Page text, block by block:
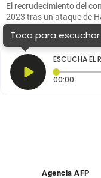
El recrudecimiento del
2023 tras un ataque de
Toca para escuchar
ESCUCHA EL
00:00
Agencia AFP